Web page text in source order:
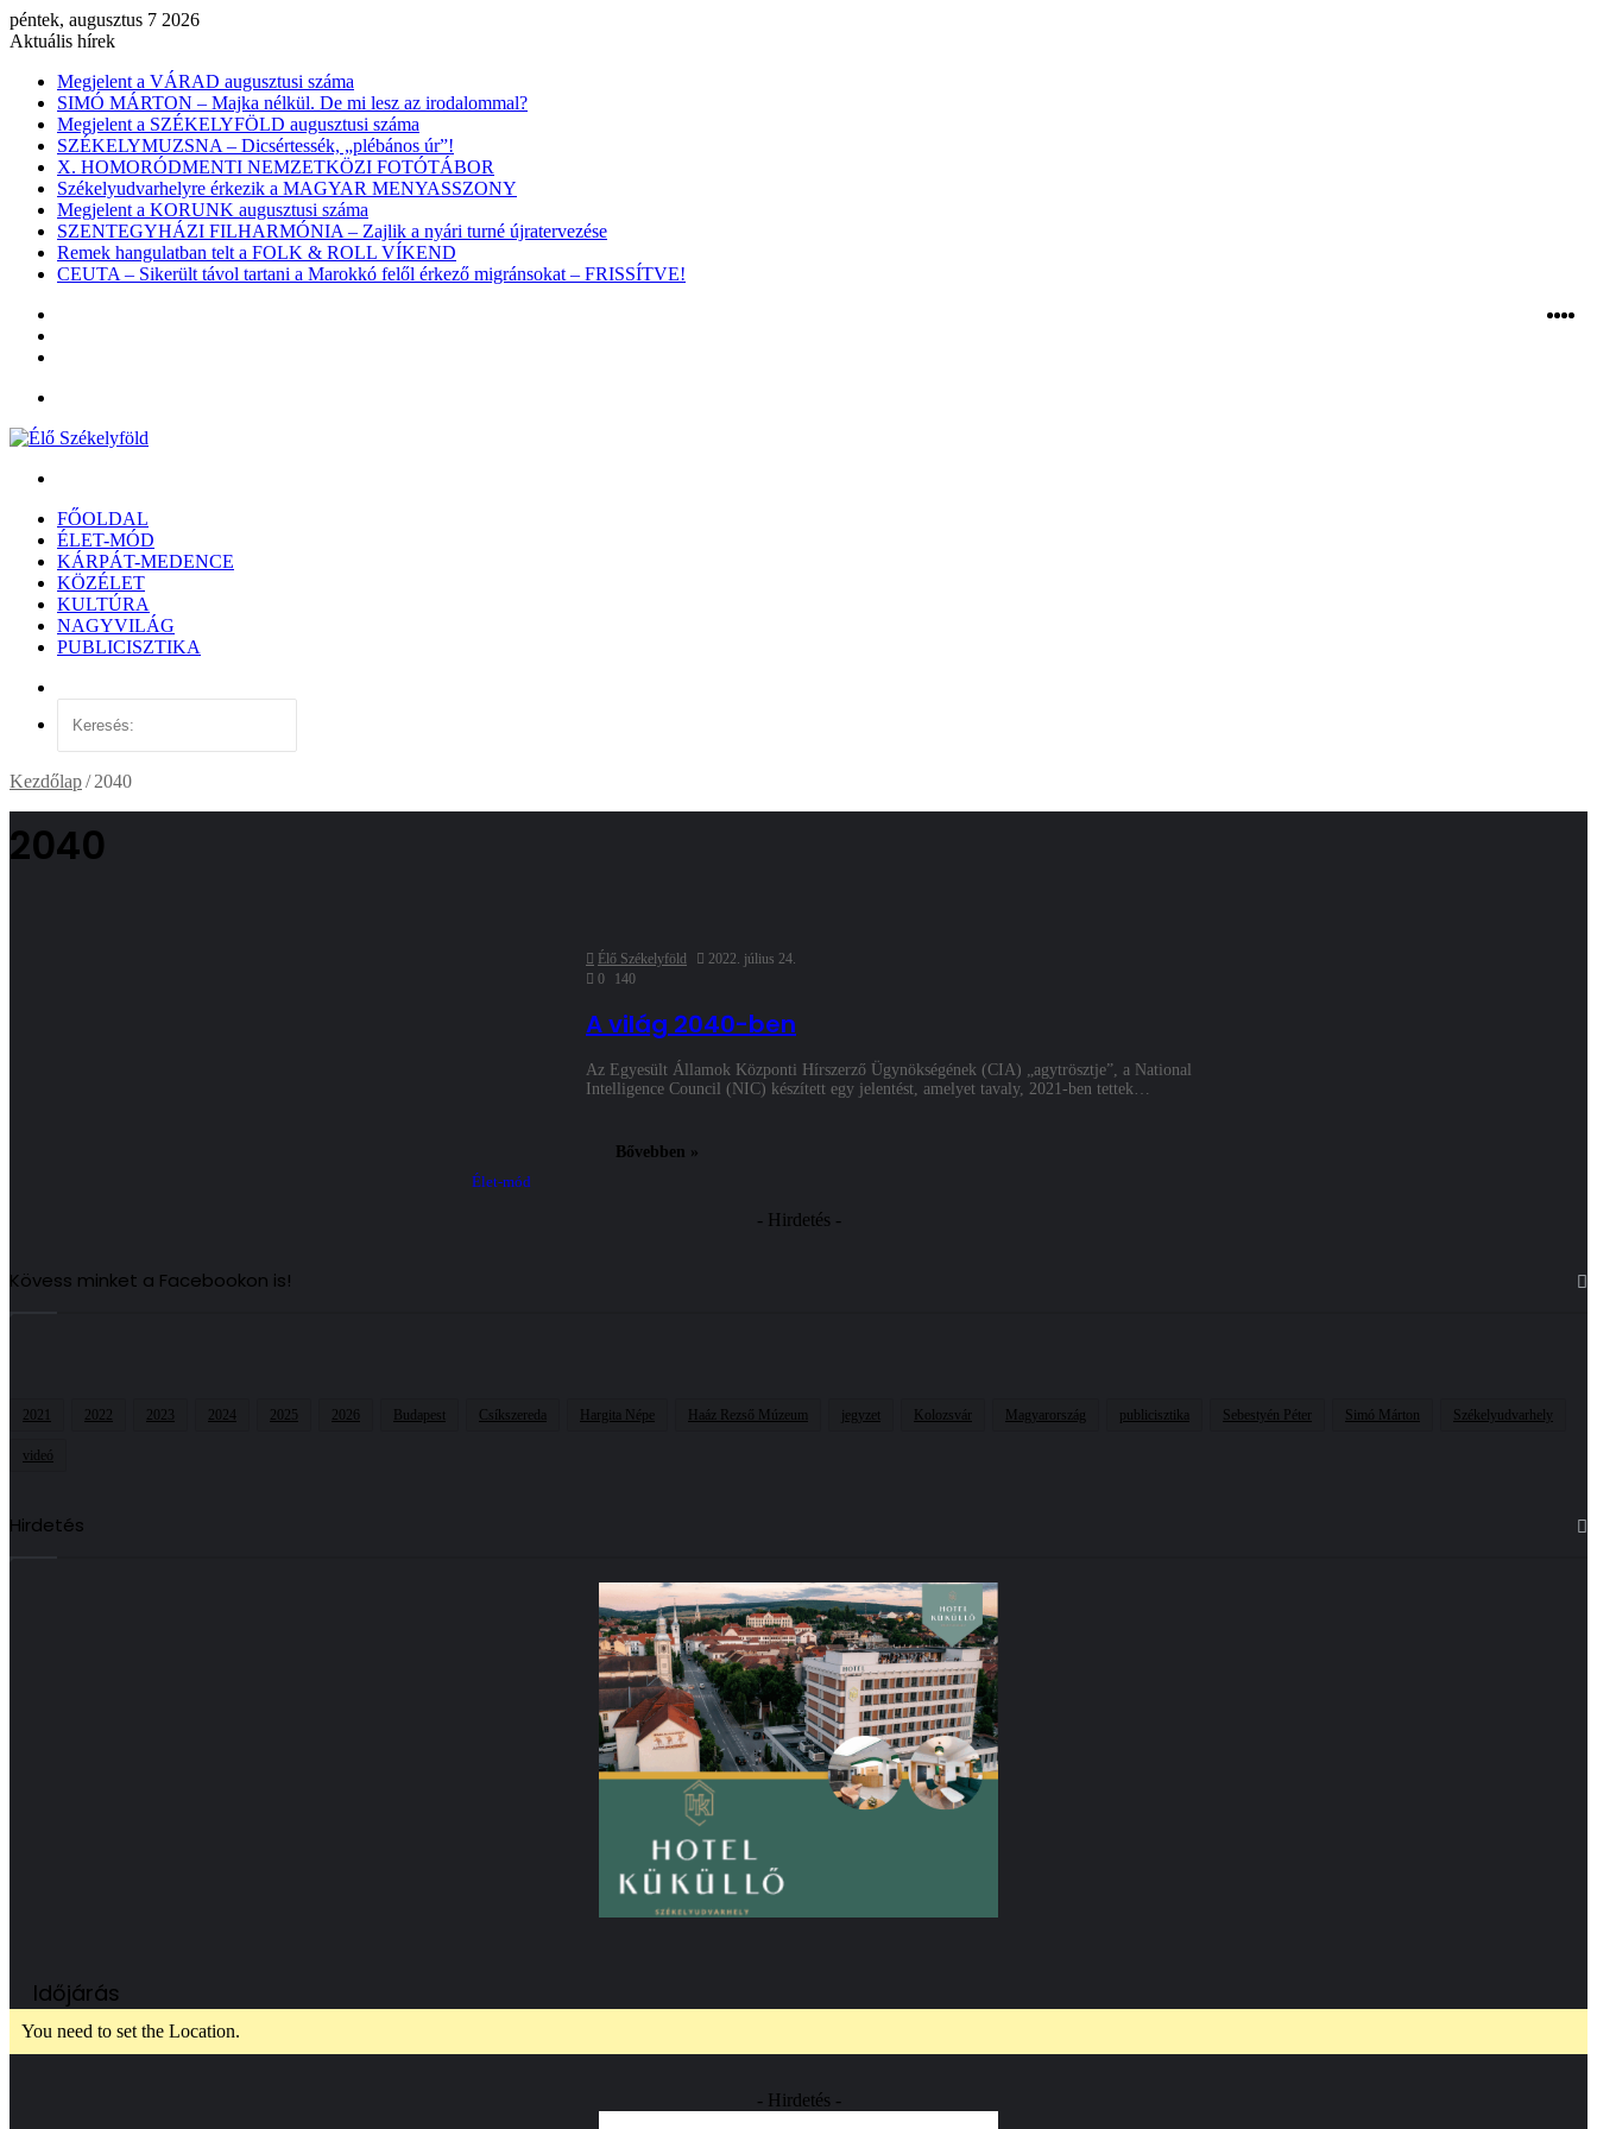
péntek, augusztus 7 2026
Aktuális hírek
Megjelent a VÁRAD augusztusi száma
SIMÓ MÁRTON – Majka nélkül. De mi lesz az irodalommal?
Megjelent a SZÉKELYFÖLD augusztusi száma
SZÉKELYMUZSNA – Dicsértessék, „plébános úr”!
X. HOMORÓDMENTI NEMZETKÖZI FOTÓTÁBOR
Székelyudvarhelyre érkezik a MAGYAR MENYASSZONY
Megjelent a KORUNK augusztusi száma
SZENTEGYHÁZI FILHARMÓNIA – Zajlik a nyári turné újratervezése
Remek hangulatban telt a FOLK & ROLL VÍKEND
CEUTA – Sikerült távol tartani a Marokkó felől érkező migránsokat – FRISSÍTVE!
FŐOLDAL
ÉLET-MÓD
KÁRPÁT-MEDENCE
KÖZÉLET
KULTÚRA
NAGYVILÁG
PUBLICISZTIKA
Kezdőlap/ 2040
2040
Élet-mód
Élő Székelyföld
2022. július 24.
0
140
A világ 2040-ben
Az Egyesült Államok Központi Hírszerző Ügynökségének (CIA) „agytrösztje”, a National
Intelligence Council (NIC) készített egy jelentést, amelyet tavaly, 2021-ben tettek…
Bővebben »
- Hirdetés -
Kövess minket a Facebookon is!
2021 2022 2023 2024 2025 2026 Budapest Csíkszereda Hargita Népe Haáz Rezső Múzeum jegyzet Kolozsvár Magyarország publicisztika Sebestyén Péter Simó Márton Székelyudvarhely
videó
Hirdetés
Időjárás
You need to set the Location.
- Hirdetés -